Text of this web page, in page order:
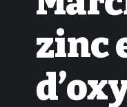
zinc